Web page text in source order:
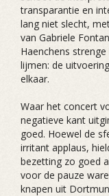
transparantie en
lang niet slecht,
van Gabriele
Haenchens
lijmen: de
elkaar.
Waar het concert
negatieve kant
goed. Hoewel de
irritant applaus,
bezetting zo goed
voor de pauze
knapen uit